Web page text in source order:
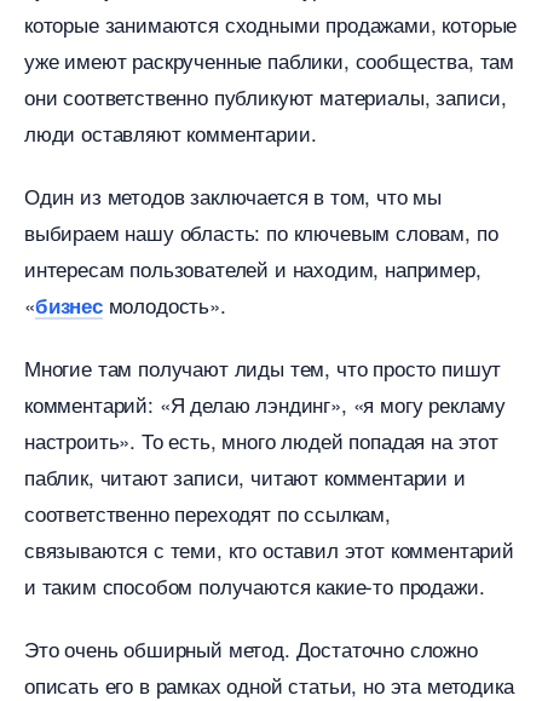
которые занимаются сходными продажами, которые
уже имеют раскрученные паблики, сообщества, там
они соответственно публикуют материалы, записи,
люди оставляют комментарии.
Один из методов заключается в том, что мы
ыбираем нашу область: по ключевым словам, по
интересам пользователей и находим, например,
«изнесмолодость».
Многие там получают лиды тем, что просто пишут
комментарий: «Я делаю лэндинг», «я могу рекламу
настроить». То есть, много людей попадая на этот
паблик, читают записи, читают комментарии и
соответственно переходят по ссылкам,
связываются с теми, кто оставил этот комментарий
и таким способом получаются какие-то продажи.
Это очень обширный метод. Достаточно сложно
описать его в рамках одной статьи, но эта методика